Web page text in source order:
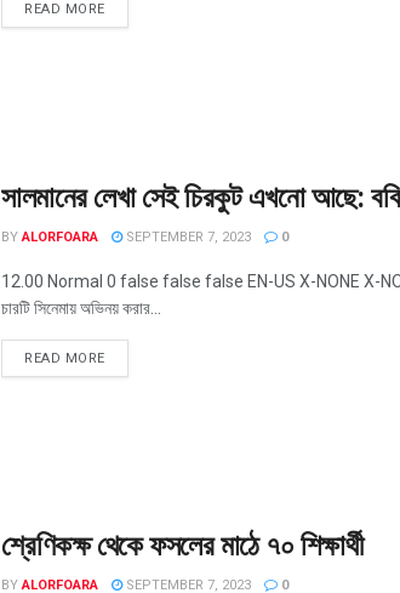
READ MORE
সালমানের লেখা সেই চিরকুট এখনো আছে:
BY ALORFOARA SEPTEMBER 7, 2023 0
12.00 Normal 0 false false false EN-US X-NONE X-
চারটি সিনেমায় অভিনয় করার...
READ MORE
শ্রেণিকক্ষ থেকে ফসলের মাঠে ৭০ শিক্ষার্থী
BY ALORFOARA SEPTEMBER 7, 2023 0